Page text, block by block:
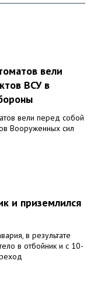
вели
ВСУ в
вели перед собой
Вооруженных сил
и приземлился
в результате
в отбойник и с 10-